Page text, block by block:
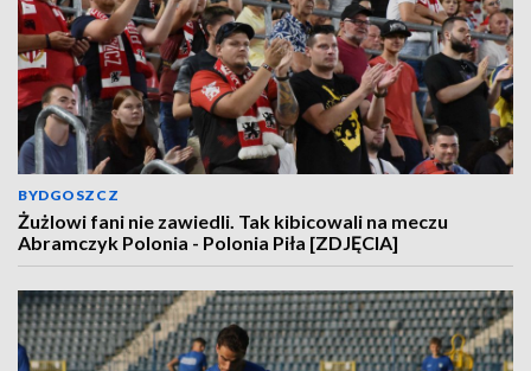
BYDGOSZCZ
Żużlowi fani nie zawiedli. Tak kibicowali na meczu
Abramczyk Polonia - Polonia Piła [ZDJĘCIA]